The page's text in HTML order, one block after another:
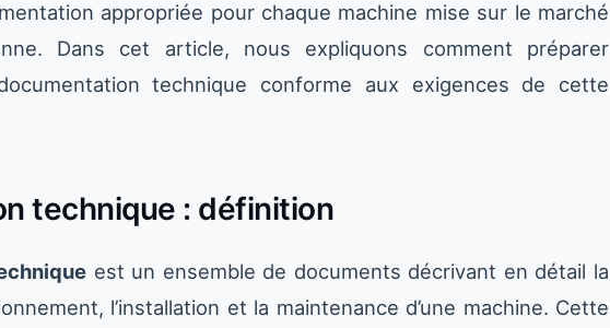
appropriée pour chaque machine mise sur le marché
Dans cet article, nous expliquons comment préparer
technique conforme aux exigences de cette
technique : définition
est un ensemble de documents décrivant en détail la
l’installation et la maintenance d’une machine. Cette